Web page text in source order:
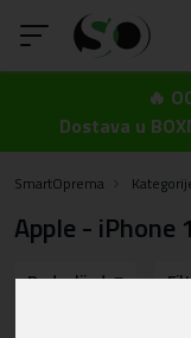
🔥
Dostava u
SmartOprema
Apple - iPhone
Redoslijed